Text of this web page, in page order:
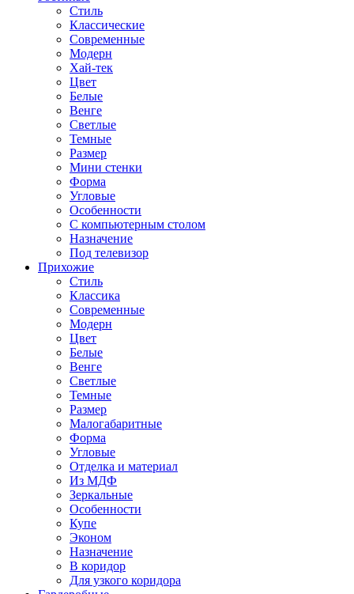
Стиль
Классические
Современные
Модерн
Хай-тек
Цвет
Белые
Венге
Светлые
Темные
Размер
Мини стенки
Форма
Угловые
Особенности
С компьютерным столом
Назначение
Под телевизор
Прихожие
Стиль
Классика
Современные
Модерн
Цвет
Белые
Венге
Светлые
Темные
Размер
Малогабаритные
Форма
Угловые
Отделка и материал
Из МДФ
Зеркальные
Особенности
Купе
Эконом
Назначение
В коридор
Для узкого коридора